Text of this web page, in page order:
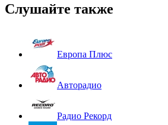
Слушайте также
Европа Плюс
Авторадио
Радио Рекорд